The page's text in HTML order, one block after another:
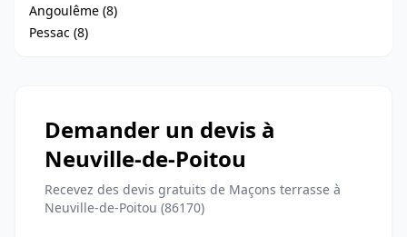
Angoulême (8)
Pessac (8)
Demander un devis à
Neuville-de-Poitou
Recevez des devis gratuits de Maçons terrasse à
Neuville-de-Poitou (86170)